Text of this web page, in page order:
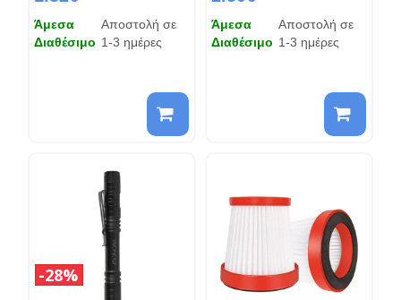
Άμεσα
Διαθέσιμο
Αποστολή σε
1-3 ημέρες
Άμεσα
Διαθέσιμο
Αποστολή σε
1-3 ημέρες
28%